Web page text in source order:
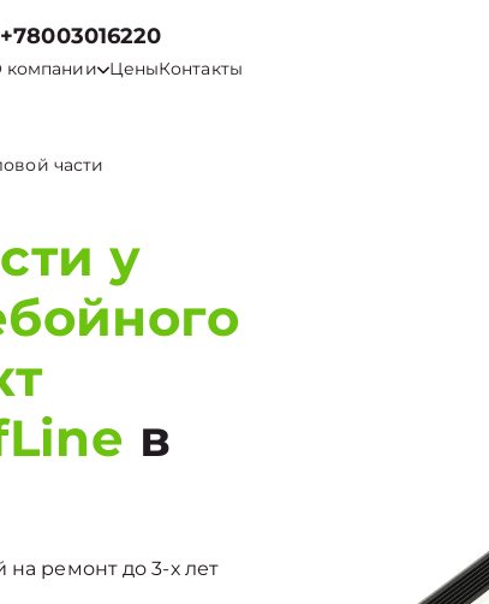
+78003016220
компании ЦеныКонтакты
части
у
в
на ремонт до 3-х лет